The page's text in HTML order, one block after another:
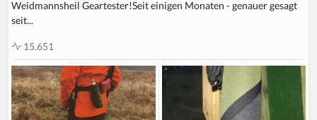
Weidmannsheil Geartester!Seit einigen Monaten - genauer gesagt
seit...
15.651